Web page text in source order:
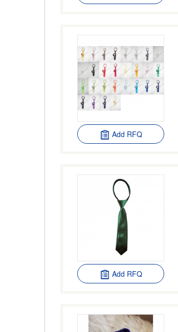
Add RFQ
Add RFQ